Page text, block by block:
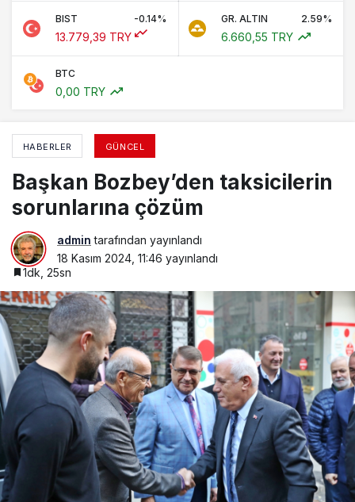
BIST -0.14%
13.779,39 TRY
GR. ALTIN 2.59%
6.660,55 TRY
BTC
0,00 TRY
HABERLER GÜNCEL
Başkan Bozbey’den taksicilerin
sorunlarına çözüm
admin tarafından yayınlandı
18 Kasım 2024, 11:46 yayınlandı
1dk, 25sn